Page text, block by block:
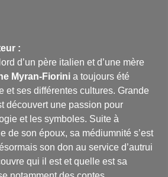
:
d’un père italien et d’une mère
Myran-Fiorini a toujours été
et ses différentes cultures. Grande
découvert une passion pour
et les symboles. Suite à
de son époux, sa médiumnité s’est
son don au service d’autrui
qui il est et quelle est sa